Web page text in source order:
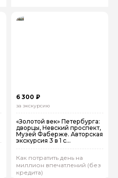
6 300 ₽
за экскурсию
«Золотой век» Петербурга:
дворцы, Невский проспект,
Музей Фаберже. Авторская
экскурсия 3 в 1 с
фотосессией
Как потратить день на
миллион впечатлений (без
кредита)